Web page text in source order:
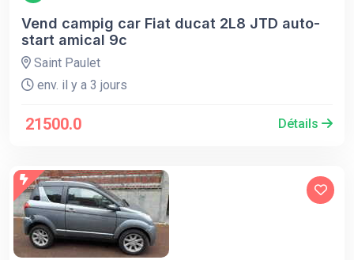
Vend campig car Fiat ducat 2L8 JTD auto-
start amical 9c
Saint Paulet
env. il y a 3 jours
21500.0 Détails